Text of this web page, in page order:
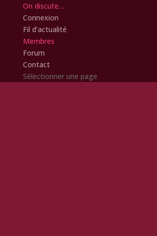
On discute…
Connexion
Fil d’actualité
Membres
Forum
Contact
Sélectionner une page